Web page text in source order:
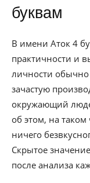
буквам
В имени Аток 4
практичности и
личности
зачастую
окружающий
об этом, на
ничего
Скрытое
после анализа